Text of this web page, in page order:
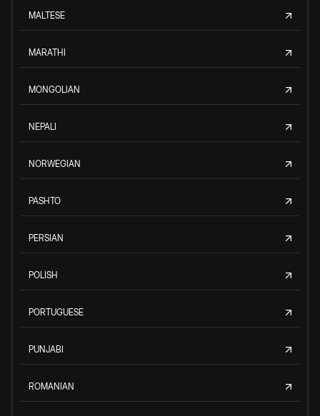
MALTESE
MARATHI
MONGOLIAN
NEPALI
NORWEGIAN
PASHTO
PERSIAN
POLISH
PORTUGUESE
PUNJABI
ROMANIAN